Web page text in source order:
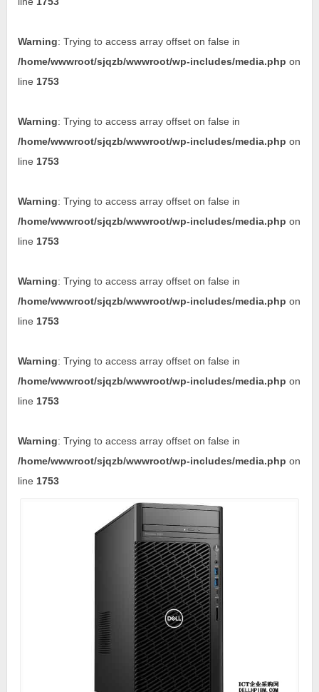
Warning: Trying to access array offset on false in
/home/wwwroot/sjqzb/wwwroot/wp-includes/media.php on
line 1753
Warning: Trying to access array offset on false in
/home/wwwroot/sjqzb/wwwroot/wp-includes/media.php on
line 1753
Warning: Trying to access array offset on false in
/home/wwwroot/sjqzb/wwwroot/wp-includes/media.php on
line 1753
Warning: Trying to access array offset on false in
/home/wwwroot/sjqzb/wwwroot/wp-includes/media.php on
line 1753
Warning: Trying to access array offset on false in
/home/wwwroot/sjqzb/wwwroot/wp-includes/media.php on
line 1753
Warning: Trying to access array offset on false in
/home/wwwroot/sjqzb/wwwroot/wp-includes/media.php on
line 1753